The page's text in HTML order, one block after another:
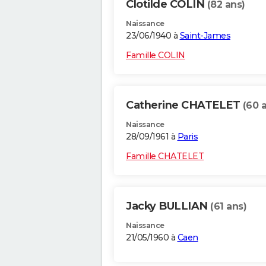
Clotilde COLIN (82 ans)
Naissance
23/06/1940 à Saint-James
Famille COLIN
Catherine CHATELET (60
Naissance
28/09/1961 à Paris
Famille CHATELET
Jacky BULLIAN (61 ans)
Naissance
21/05/1960 à Caen